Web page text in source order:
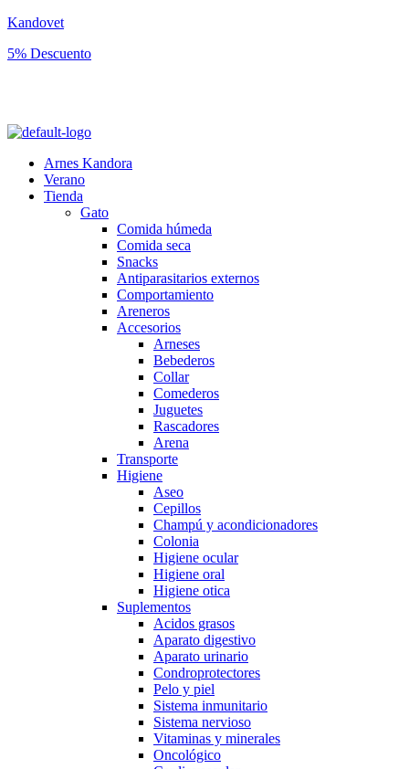
Kandovet
5% Descuento
Arnes Kandora
Verano
Tienda
Gato
Comida húmeda
Comida seca
Snacks
Antiparasitarios externos
Comportamiento
Areneros
Accesorios
Arneses
Bebederos
Collar
Comederos
Juguetes
Rascadores
Arena
Transporte
Higiene
Aseo
Cepillos
Champú y acondicionadores
Colonia
Higiene ocular
Higiene oral
Higiene otica
Suplementos
Acidos grasos
Aparato digestivo
Aparato urinario
Condroprotectores
Pelo y piel
Sistema inmunitario
Sistema nervioso
Vitaminas y minerales
Oncológico